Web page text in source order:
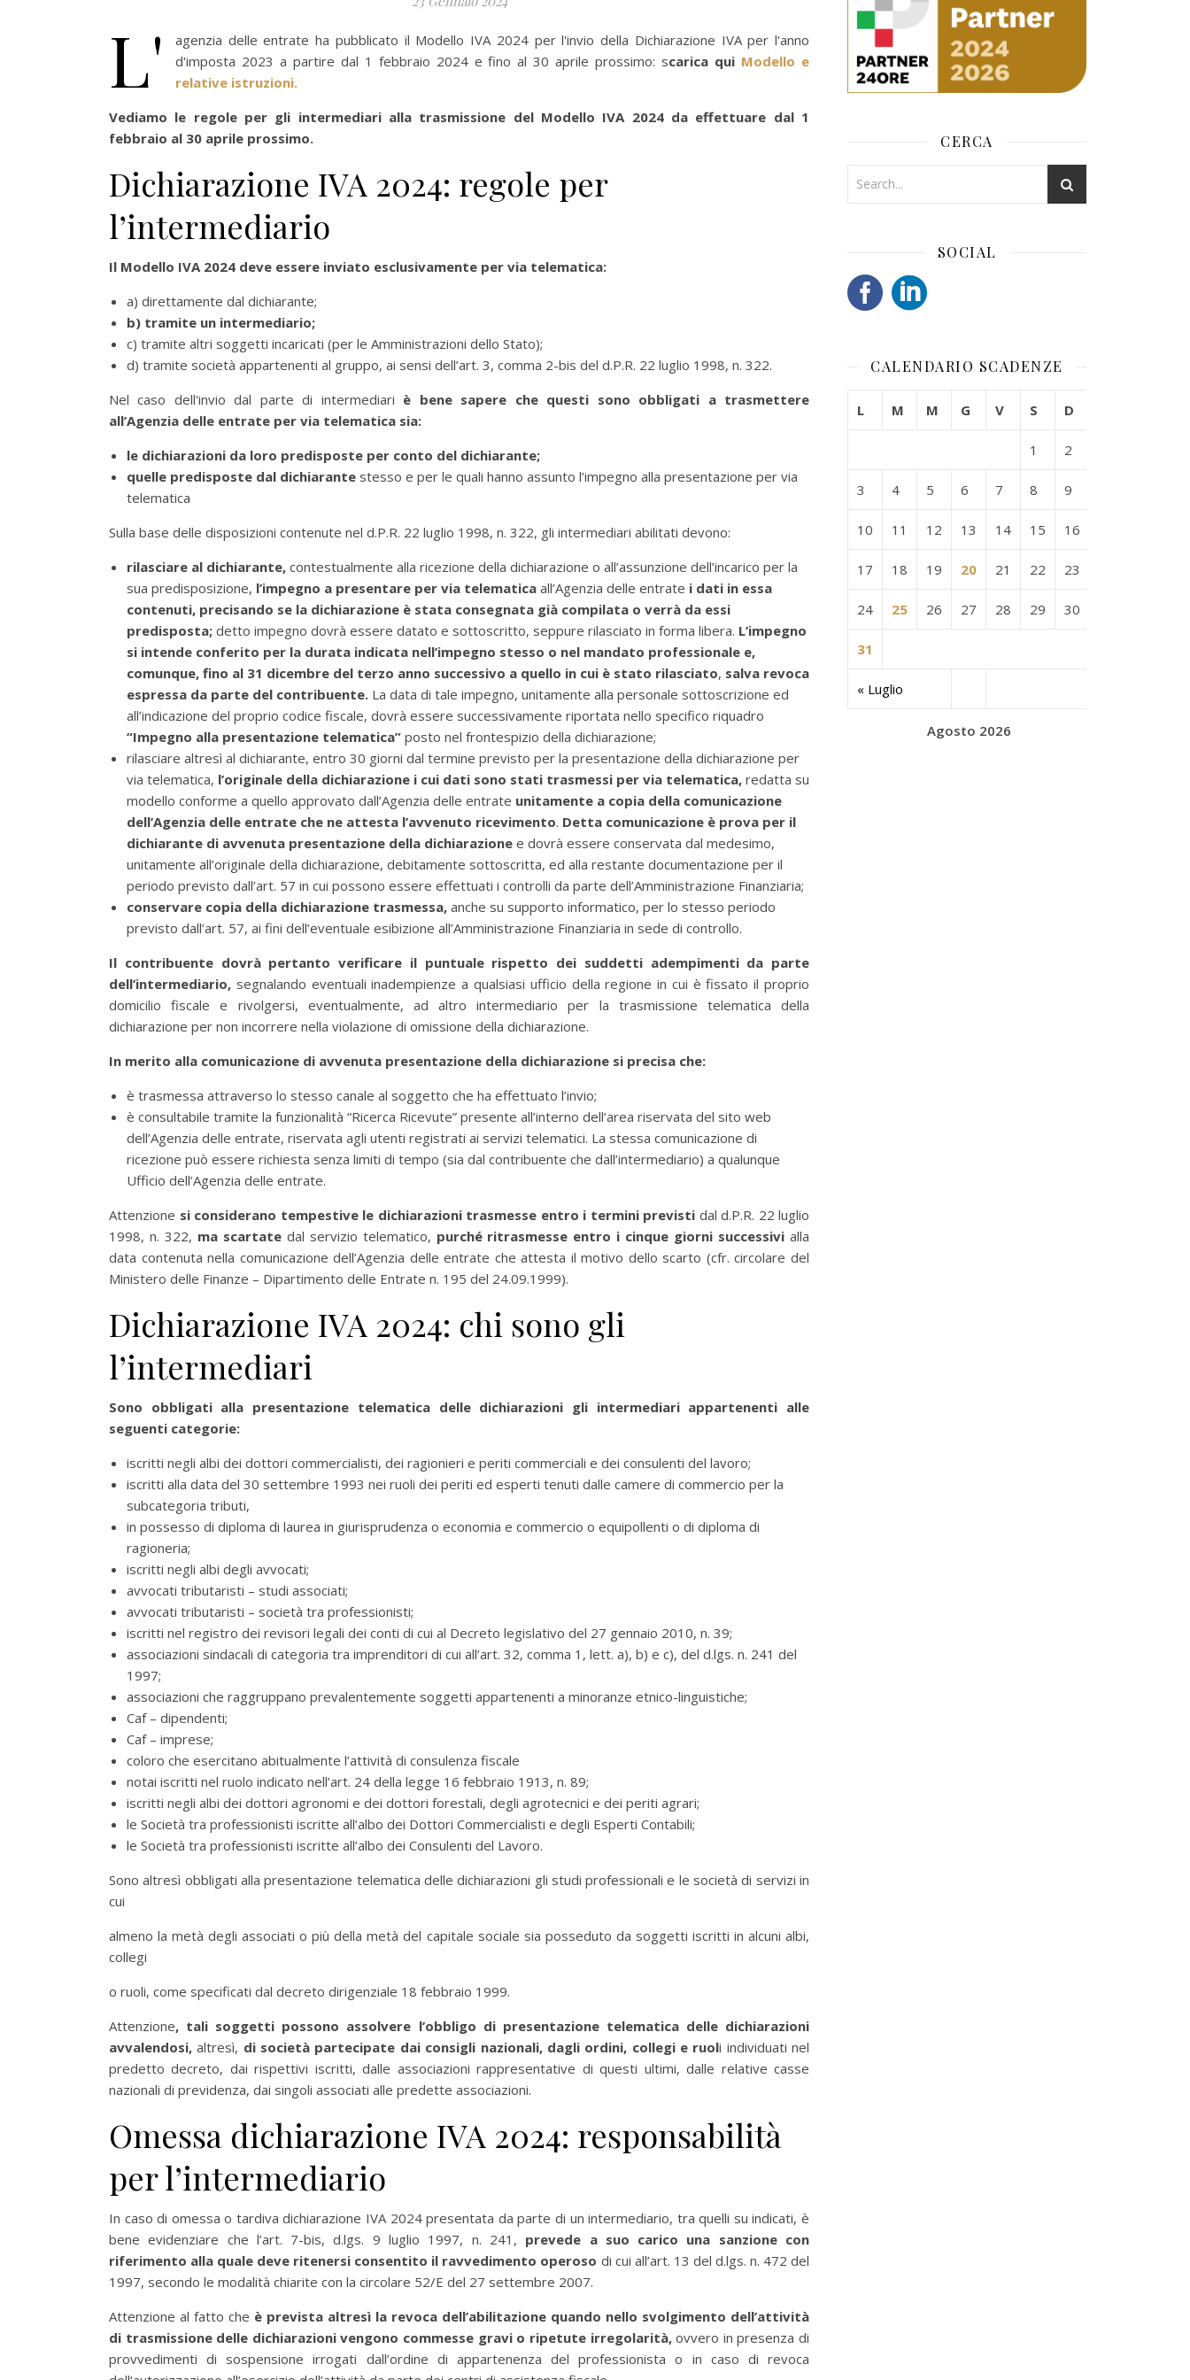
L'
agenzia delle entrate ha pubblicato il Modello IVA 2024 per l'invio della Dichiarazione IVA per l'anno
d'imposta 2023 a partire dal 1 febbraio 2024 e fino al 30 aprile prossimo: scarica qui Modello e
relative istruzioni.
Vediamo le regole per gli intermediari alla trasmissione del Modello IVA 2024 da effettuare dal 1
febbraio al 30 aprile prossimo.
Dichiarazione IVA 2024: regole per
l’intermediario
Il Modello IVA 2024 deve essere inviato esclusivamente per via telematica:
a) direttamente dal dichiarante;
b) tramite un intermediario;
c) tramite altri soggetti incaricati (per le Amministrazioni dello Stato);
d) tramite società appartenenti al gruppo, ai sensi dell’art. 3, comma 2-bis del d.P.R. 22 luglio 1998, n. 322.
Nel caso dell'invio dal parte di intermediari è bene sapere che questi sono obbligati a trasmettere
all’Agenzia delle entrate per via telematica sia:
le dichiarazioni da loro predisposte per conto del dichiarante;
quelle predisposte dal dichiarante stesso e per le quali hanno assunto l’impegno alla presentazione per via
telematica
Sulla base delle disposizioni contenute nel d.P.R. 22 luglio 1998, n. 322, gli intermediari abilitati devono:
rilasciare al dichiarante, contestualmente alla ricezione della dichiarazione o all’assunzione dell’incarico per la
sua predisposizione, l’impegno a presentare per via telematica all’Agenzia delle entrate i dati in essa
contenuti, precisando se la dichiarazione è stata consegnata già compilata o verrà da essi
predisposta; detto impegno dovrà essere datato e sottoscritto, seppure rilasciato in forma libera. L’impegno
si intende conferito per la durata indicata nell’impegno stesso o nel mandato professionale e,
comunque, fino al 31 dicembre del terzo anno successivo a quello in cui è stato rilasciato, salva revoca
espressa da parte del contribuente. La data di tale impegno, unitamente alla personale sottoscrizione ed
all’indicazione del proprio codice fiscale, dovrà essere successivamente riportata nello specifico riquadro
“Impegno alla presentazione telematica” posto nel frontespizio della dichiarazione;
rilasciare altresì al dichiarante, entro 30 giorni dal termine previsto per la presentazione della dichiarazione per
via telematica, l’originale della dichiarazione i cui dati sono stati trasmessi per via telematica, redatta su
modello conforme a quello approvato dall’Agenzia delle entrate unitamente a copia della comunicazione
dell’Agenzia delle entrate che ne attesta l’avvenuto ricevimento. Detta comunicazione è prova per il
dichiarante di avvenuta presentazione della dichiarazione e dovrà essere conservata dal medesimo,
unitamente all’originale della dichiarazione, debitamente sottoscritta, ed alla restante documentazione per il
periodo previsto dall’art. 57 in cui possono essere effettuati i controlli da parte dell’Amministrazione Finanziaria;
conservare copia della dichiarazione trasmessa, anche su supporto informatico, per lo stesso periodo
previsto dall’art. 57, ai fini dell’eventuale esibizione all’Amministrazione Finanziaria in sede di controllo.
Il contribuente dovrà pertanto verificare il puntuale rispetto dei suddetti adempimenti da parte
dell’intermediario, segnalando eventuali inadempienze a qualsiasi ufficio della regione in cui è fissato il proprio
domicilio fiscale e rivolgersi, eventualmente, ad altro intermediario per la trasmissione telematica della
dichiarazione per non incorrere nella violazione di omissione della dichiarazione.
In merito alla comunicazione di avvenuta presentazione della dichiarazione si precisa che:
è trasmessa attraverso lo stesso canale al soggetto che ha effettuato l’invio;
è consultabile tramite la funzionalità “Ricerca Ricevute” presente all’interno dell’area riservata del sito web
dell’Agenzia delle entrate, riservata agli utenti registrati ai servizi telematici. La stessa comunicazione di
ricezione può essere richiesta senza limiti di tempo (sia dal contribuente che dall’intermediario) a qualunque
Ufficio dell’Agenzia delle entrate.
Attenzione si considerano tempestive le dichiarazioni trasmesse entro i termini previsti dal d.P.R. 22 luglio
1998, n. 322, ma scartate dal servizio telematico, purché ritrasmesse entro i cinque giorni successivi alla
data contenuta nella comunicazione dell’Agenzia delle entrate che attesta il motivo dello scarto (cfr. circolare del
Ministero delle Finanze – Dipartimento delle Entrate n. 195 del 24.09.1999).
Dichiarazione IVA 2024: chi sono gli
l’intermediari
Sono obbligati alla presentazione telematica delle dichiarazioni gli intermediari appartenenti alle
seguenti categorie:
iscritti negli albi dei dottori commercialisti, dei ragionieri e periti commerciali e dei consulenti del lavoro;
iscritti alla data del 30 settembre 1993 nei ruoli dei periti ed esperti tenuti dalle camere di commercio per la
subcategoria tributi,
in possesso di diploma di laurea in giurisprudenza o economia e commercio o equipollenti o di diploma di
ragioneria;
iscritti negli albi degli avvocati;
avvocati tributaristi – studi associati;
avvocati tributaristi – società tra professionisti;
iscritti nel registro dei revisori legali dei conti di cui al Decreto legislativo del 27 gennaio 2010, n. 39;
associazioni sindacali di categoria tra imprenditori di cui all’art. 32, comma 1, lett. a), b) e c), del d.lgs. n. 241 del
1997;
associazioni che raggruppano prevalentemente soggetti appartenenti a minoranze etnico-linguistiche;
Caf – dipendenti;
Caf – imprese;
coloro che esercitano abitualmente l’attività di consulenza fiscale
notai iscritti nel ruolo indicato nell’art. 24 della legge 16 febbraio 1913, n. 89;
iscritti negli albi dei dottori agronomi e dei dottori forestali, degli agrotecnici e dei periti agrari;
le Società tra professionisti iscritte all’albo dei Dottori Commercialisti e degli Esperti Contabili;
le Società tra professionisti iscritte all’albo dei Consulenti del Lavoro.
Sono altresì obbligati alla presentazione telematica delle dichiarazioni gli studi professionali e le società di servizi in
cui
almeno la metà degli associati o più della metà del capitale sociale sia posseduto da soggetti iscritti in alcuni albi,
collegi
o ruoli, come specificati dal decreto dirigenziale 18 febbraio 1999.
Attenzione, tali soggetti possono assolvere l’obbligo di presentazione telematica delle dichiarazioni
avvalendosi, altresì, di società partecipate dai consigli nazionali, dagli ordini, collegi e ruoli individuati nel
predetto decreto, dai rispettivi iscritti, dalle associazioni rappresentative di questi ultimi, dalle relative casse
nazionali di previdenza, dai singoli associati alle predette associazioni.
Omessa dichiarazione IVA 2024: responsabilità
per l’intermediario
In caso di omessa o tardiva dichiarazione IVA 2024 presentata da parte di un intermediario, tra quelli su indicati, è
bene evidenziare che l’art. 7-bis, d.lgs. 9 luglio 1997, n. 241, prevede a suo carico una sanzione con
riferimento alla quale deve ritenersi consentito il ravvedimento operoso di cui all’art. 13 del d.lgs. n. 472 del
1997, secondo le modalità chiarite con la circolare 52/E del 27 settembre 2007.
Attenzione al fatto che è prevista altresì la revoca dell’abilitazione quando nello svolgimento dell’attività
di trasmissione delle dichiarazioni vengono commesse gravi o ripetute irregolarità,ovvero in presenza di
provvedimenti di sospensione irrogati dall’ordine di appartenenza del professionista o in caso di revoca
CERCA
SOCIAL
CALENDARIO SCADENZE
Agosto 2026
L M M G V S D
« Luglio
1 2
3 4 5 6 7 8 9
10 11 12 13 14 15 16
17 18 19 20 21 22 23
24 25 26 27 28 29 30
31